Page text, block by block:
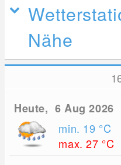
Nähe
Heute, 6 Aug 2026
min. 19 °C
max. 27 °C